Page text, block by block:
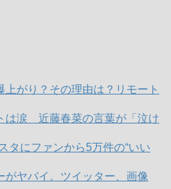
がり？その理由は？リモート
は涙 近藤春菜の言葉が「泣け
タにファンから5万件の“いい
ヤバイ。ツイッター、画像